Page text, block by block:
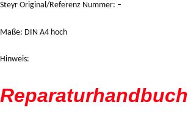
Steyr Original/Referenz Nummer: –
Maße: DIN A4 hoch
Hinweis:
Reparaturhandbuch